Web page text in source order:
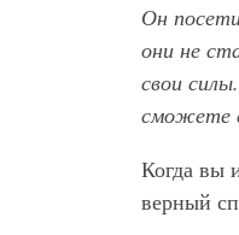
Он
они не
свои
сможете
Когда вы
верный